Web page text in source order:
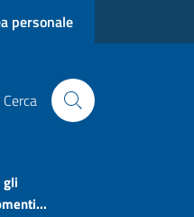
personale
Cerca
gli